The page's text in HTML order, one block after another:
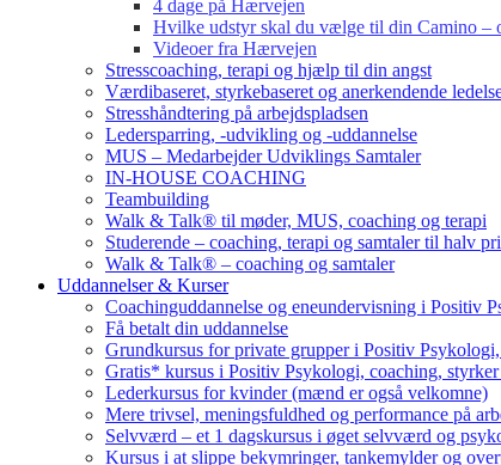
4 dage på Hærvejen
Hvilke udstyr skal du vælge til din Camino –
Videoer fra Hærvejen
Stresscoaching, terapi og hjælp til din angst
Værdibaseret, styrkebaseret og anerkendende
Stresshåndtering på arbejdspladsen
Ledersparring, -udvikling og -uddannelse
MUS – Medarbejder Udviklings Samtaler
IN-HOUSE COACHING
Teambuilding
Walk & Talk® til møder, MUS, coaching og terapi
Studerende – coaching, terapi og samtaler til halv
Walk & Talk® – coaching og samtaler
Uddannelser & Kurser
Coachinguddannelse og eneundervisning i Positiv
Få betalt din uddannelse
Grundkursus for private grupper i Positiv
Gratis* kursus i Positiv Psykologi, coaching,
Lederkursus for kvinder (mænd er også velkomne)
Mere trivsel, meningsfuldhed og performance på
Selvværd – et 1 dagskursus i øget selvværd og
Kursus i at slippe bekymringer, tankemylder og